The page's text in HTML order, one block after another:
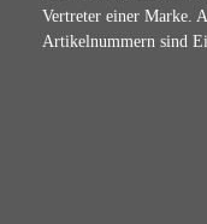
Vertreter einer Marke.
Artikelnummern sind